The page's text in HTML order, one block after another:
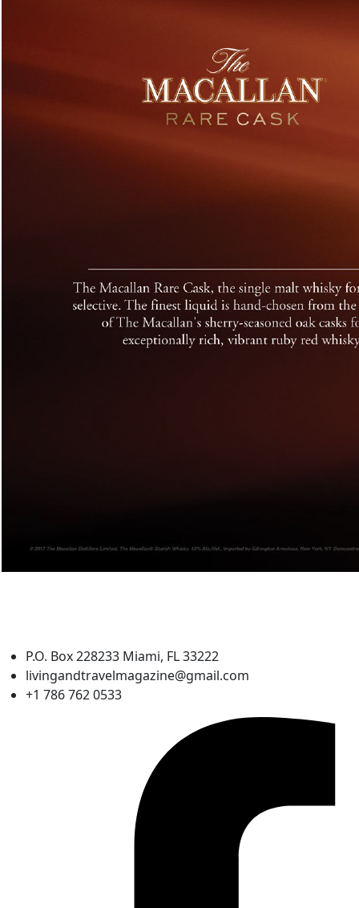
P.O. Box 228233 Miami, FL 33222
livingandtravelmagazine@gmail.com
+1 786 762 0533